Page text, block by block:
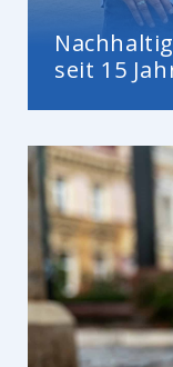
seit 15